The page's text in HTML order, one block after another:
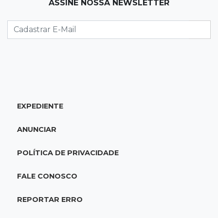
Jovem morre baleado e suspeita envolve
disputa entre facções rivais
Remo busca empate com Atlético-MG e segue
só emprestou casa a conhecido
ASSINE NOSSA NEWSLETTER
EXPEDIENTE
ANUNCIAR
POLÍTICA DE PRIVACIDADE
FALE CONOSCO
REPORTAR ERRO